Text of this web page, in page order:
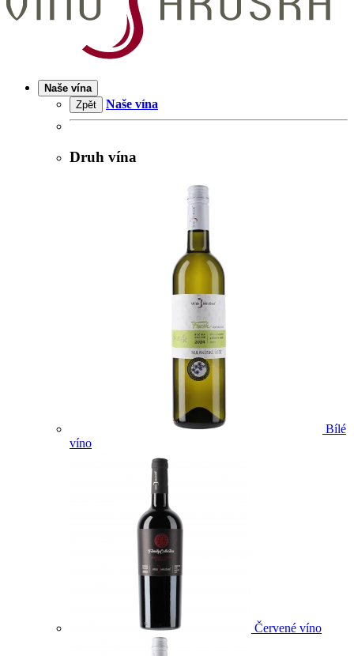
Naše vína
Zpět
Naše vína
Druh vína
Bílé
víno
Červené víno